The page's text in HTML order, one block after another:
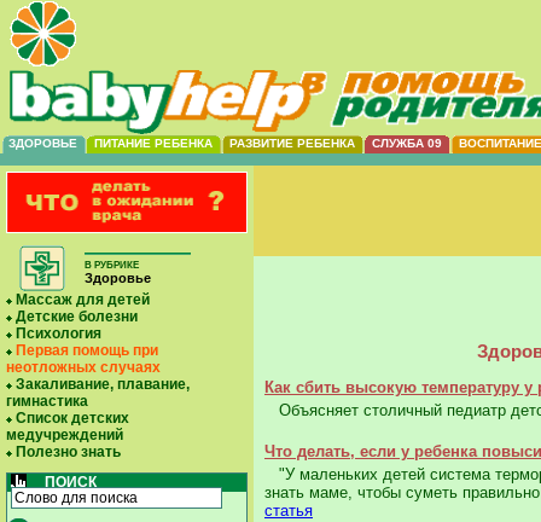
ЗДОРОВЬЕ ПИТАНИЕ РЕБЕНКА РАЗВИТИЕ РЕБЕНКА СЛУЖБА 09 ВОСПИТАНИЕ
В РУБРИКЕ
Здоровье
Массаж для детей
Детские болезни
Психология
Первая помощь при
неотложных случаях
Закаливание, плавание,
гимнастика
Список детских
медучреждений
Полезно знать
ПОИСК
Как сбить высокую температуру у
Объясняет столичный педиатр
Что делать, если у ребенка
"У маленьких детей система
знать маме, чтобы суметь
статья